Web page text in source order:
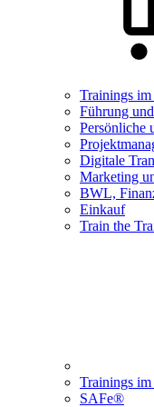
Trainings
Führung
Persönliche
Digitale
Marketing
BWL,
Einkauf
Train the
Trainings
SAFe®